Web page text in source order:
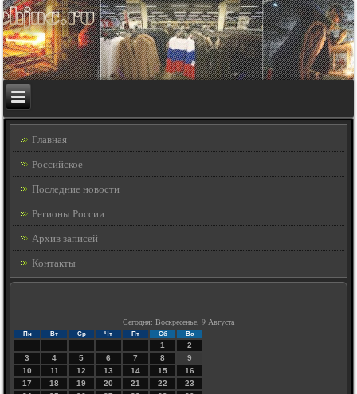
Главная
Российское
Последние новости
Регионы России
Архив записей
Контакты
Сегодня: Воскресенье, 9 Августа
Пн Вт Ср Чт Пт Сб Вс
1
2
3
4 5 6 7 8
9
10
11 12 13 14 15
16
17
18 19 20 21 22
23